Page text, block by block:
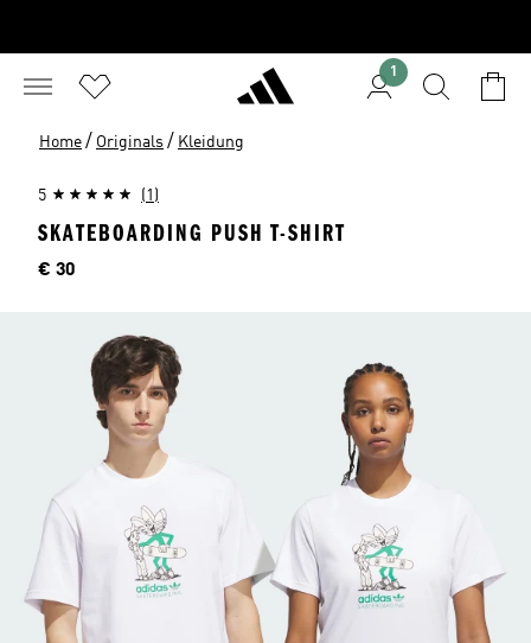
1
Home / Originals / Kleidung
5 (1)
SKATEBOARDING PUSH T-SHIRT
Preis
€ 30